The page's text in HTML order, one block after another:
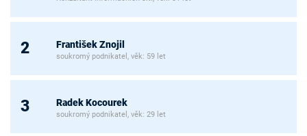
2 František Znojil
soukromý podnikatel, věk: 59 let
3 Radek Kocourek
soukromý podnikatel, věk: 29 let